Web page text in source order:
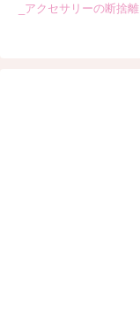
_アクセサリーの断捨離